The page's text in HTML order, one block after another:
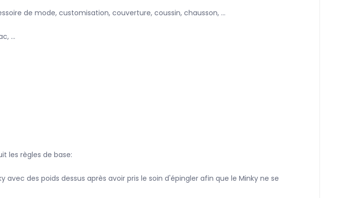
de mode, customisation, couverture, coussin, chausson, ...
...
les règles de base:
des poids dessus après avoir pris le soin d'épingler afin que le Minky ne se